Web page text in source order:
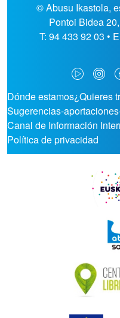
© Abusu Ikastola,
Pontoi Bidea
T: 94 433 92 03 •
ORRI-OINA
Dónde estamos¿Quieres
Sugerencias-
TESTU-LEGALAK
Canal de Información
Política de privacidad